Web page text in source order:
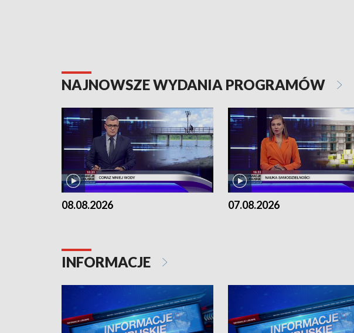
NAJNOWSZE WYDANIA PROGRAMÓW
08.08.2026 07.08.2026
INFORMACJE